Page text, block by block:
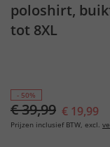
poloshirt,
tot 8XL
- 50%
€ 39,99 € 19,99
Prijzen inclusief BTW, excl.